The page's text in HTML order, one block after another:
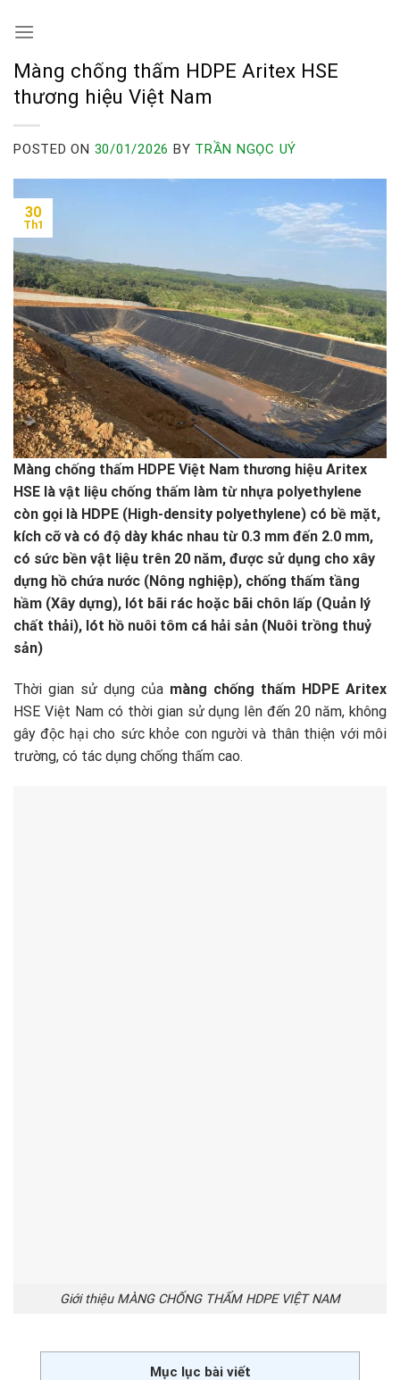
Màng chống thấm HDPE Aritex HSE
thương hiệu Việt Nam
POSTED ON 30/01/2026 BY TRẦN NGỌC UÝ
30
Th1
Màng chống thấm HDPE Việt Nam thương hiệu Aritex
HSE là vật liệu chống thấm làm từ nhựa polyethylene
còn gọi là HDPE (High-density polyethylene) có bề mặt,
kích cỡ và có độ dày khác nhau từ 0.3 mm đến 2.0 mm,
có sức bền vật liệu trên 20 năm, được sử dụng cho xây
dựng hồ chứa nước (Nông nghiệp), chống thấm tầng
hầm (Xây dựng), lót bãi rác hoặc bãi chôn lấp (Quản lý
chất thải), lót hồ nuôi tôm cá hải sản (Nuôi trồng thuỷ
sản)
Thời gian sử dụng của màng chống thấm HDPE Aritex
HSE Việt Nam có thời gian sử dụng lên đến 20 năm, không
gây độc hại cho sức khỏe con người và thân thiện với môi
trường, có tác dụng chống thấm cao.
Giới thiệu MÀNG CHỐNG THẤM HDPE VIỆT NAM
Mục lục bài viết